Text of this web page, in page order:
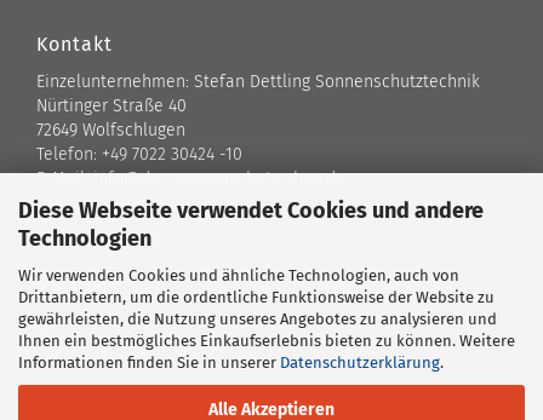
Diese Webseite verwendet Cookies und andere
Technologien
Wir verwenden Cookies und ähnliche Technologien, auch von
Drittanbietern, um die ordentliche Funktionsweise der Website zu
gewährleisten, die Nutzung unseres Angebotes zu analysieren und
Ihnen ein bestmögliches Einkaufserlebnis bieten zu können. Weitere
Informationen finden Sie in unserer Datenschutzerklärung.
Alle Akzeptieren
Kontakt
Einzelunternehmen: Stefan Dettling Sonnenschutztechnik
Nürtinger Straße 40
72649 Wolfschlugen
Telefon: +49 7022 30424 -10
E-Mail: info@der-sonnenschutz-shop.de
Kontaktformular
Standort
Ansprechpartner